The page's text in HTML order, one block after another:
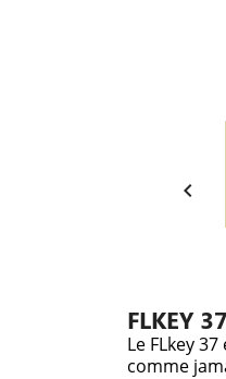

FLKEY
Le FLkey
comme